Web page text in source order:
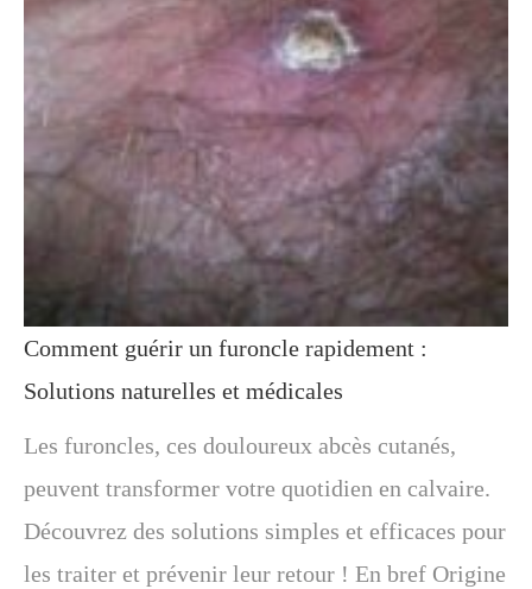
Comment guérir un furoncle rapidement :
Solutions naturelles et médicales
Les furoncles, ces douloureux abcès cutanés,
peuvent transformer votre quotidien en calvaire.
Découvrez des solutions simples et efficaces pour
les traiter et prévenir leur retour ! En bref Origine